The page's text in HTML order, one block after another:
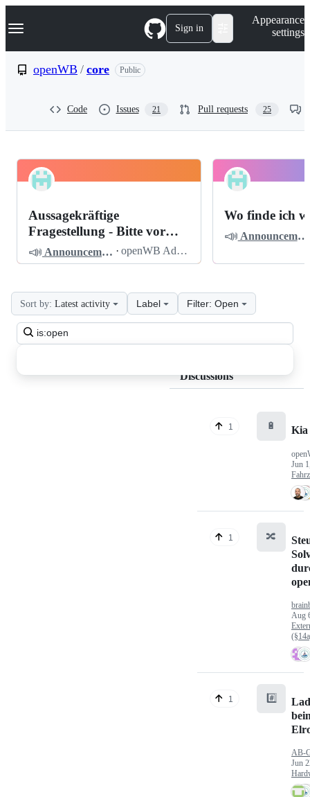
k
p
Navigation Menu Sign in
Appearance
settings
openWB / core Public
Code Issues 21 Pull requests 25
openWB
Discussions
Pinned
Aussagekräftige
Fragestellung - Bitte vor
dem Posten lesen
📣 Announcements · openWB Admin
Wo finde ich
📣 Announcements
Search
all
Sort by: Latest activity Label Filter: Open
Discussions
1 🔋 Kia
Jun
1 🔀
Aug
1 #️⃣
AB-
Jun